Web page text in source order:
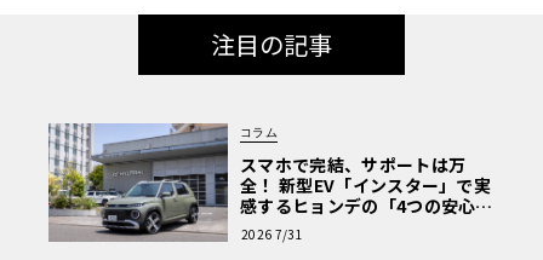
注目の記事
コラム
スマホで完結、サポートは万
全！ 新型EV「インスター」で実
感するヒョンデの「4つの安心」
【第1回・ヒョンデ6つの疑問：
Why? Hyundai?】〈PR〉
2026 7/31